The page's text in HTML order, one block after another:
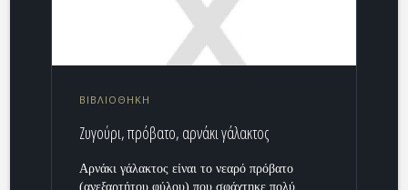
ΒΙΒΛΙΟΘΗΚΗ
Ζυγούρι, πρόβατο, αρνάκι γάλακτος
Αρνάκι γάλακτος είναι το νεαρό πρόβατο
(ανεξαρτήτου φύλου) που σφάχτηκε πολύ